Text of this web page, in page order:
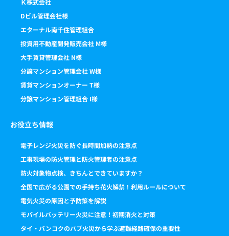
Ｋ株式会社
Dビル管理会社様
エターナル南千住管理組合
投資用不動産開発販売会社 M様
大手賃貸管理会社 N様
分譲マンション管理会社 W様
賃貸マンションオーナー T様
分譲マンション管理組合 I様
お役立ち情報
電子レンジ火災を防ぐ長時間加熱の注意点
工事現場の防火管理と防火管理者の注意点
防火対象物点検、きちんとできていますか？
全国で広がる公園での手持ち花火解禁！利用ルールについて
電気火災の原因と予防策を解説
モバイルバッテリー火災に注意！初期消火と対策
タイ・バンコクのパブ火災から学ぶ避難経路確保の重要性